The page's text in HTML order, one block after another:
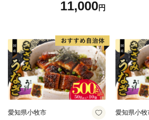
11,000円
理 食品
り寄せ
送料無料
愛知県小牧市 愛知県小牧